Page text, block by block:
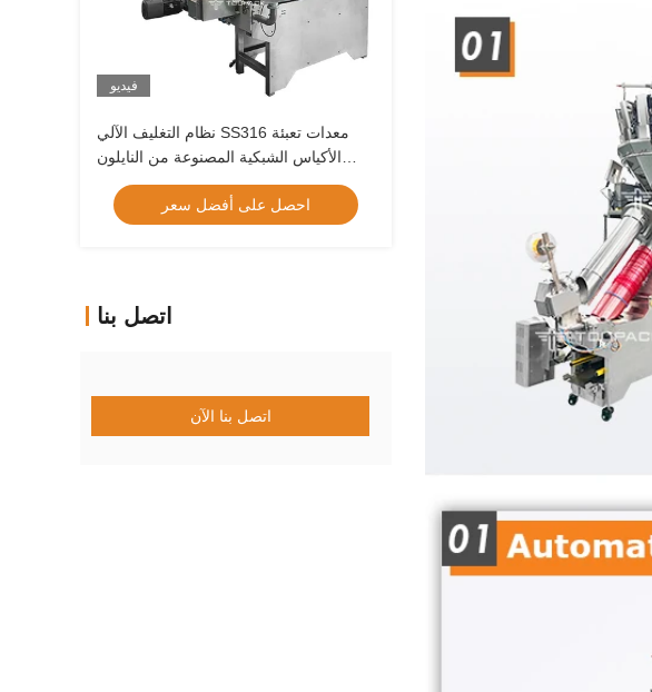
فيديو
نظام التغليف الآلي SS316 معدات تعبئة
الأكياس الشبكية المصنوعة من النايلون
الشبكي
احصل على أفضل سعر
اتصل بنا
اتصل بنا الآن